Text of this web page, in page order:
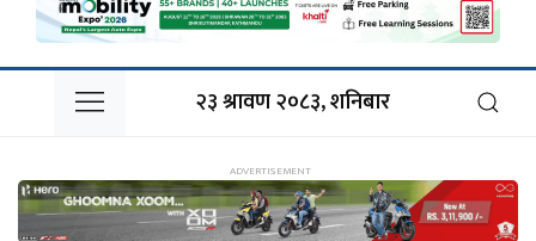
२३ श्रावण २०८३, शनिबार